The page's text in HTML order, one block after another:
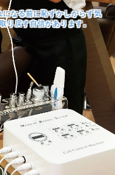
なる前に恥ずかしがらず気
り戻す自信があります。